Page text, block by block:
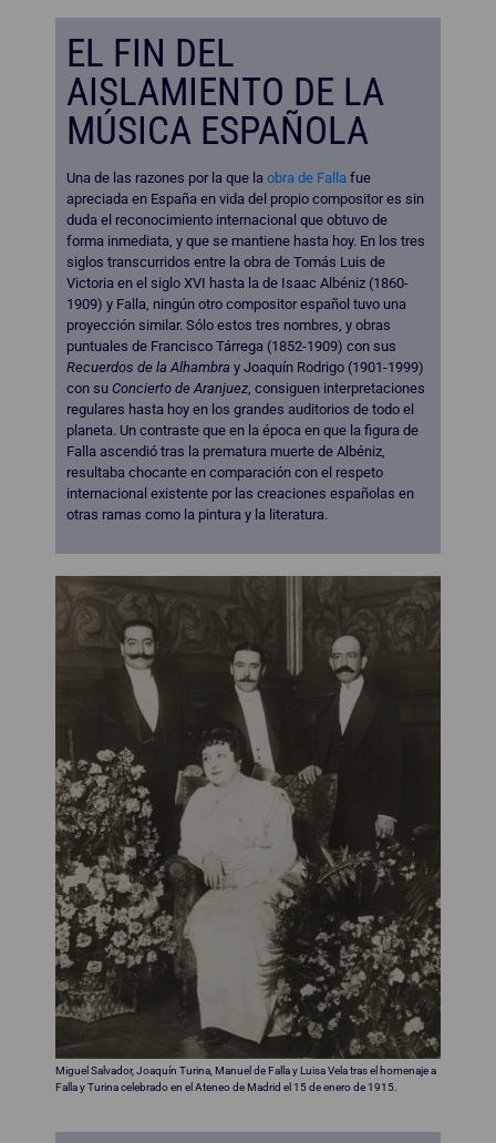
EL FIN DEL
AISLAMIENTO DE LA
MÚSICA ESPAÑOLA
Una de las razones por la que la obra de Falla fue
apreciada en España en vida del propio compositor es sin
duda el reconocimiento internacional que obtuvo de
forma inmediata, y que se mantiene hasta hoy. En los tres
siglos transcurridos entre la obra de Tomás Luis de
Victoria en el siglo XVI hasta la de Isaac Albéniz (1860-
1909) y Falla, ningún otro compositor español tuvo una
proyección similar. Sólo estos tres nombres, y obras
puntuales de Francisco Tárrega (1852-1909) con sus
Recuerdos de la Alhambra y Joaquín Rodrigo (1901-1999)
con su Concierto de Aranjuez , consiguen interpretaciones
regulares hasta hoy en los grandes auditorios de todo el
planeta. Un contraste que en la época en que la figura de
Falla ascendió tras la prematura muerte de Albéniz,
resultaba chocante en comparación con el respeto
internacional existente por las creaciones españolas en
otras ramas como la pintura y la literatura.
Miguel Salvador, Joaquín Turina, Manuel de Falla y Luisa Vela tras el homenaje a
Falla y Turina celebrado en el Ateneo de Madrid el 15 de enero de 1915.